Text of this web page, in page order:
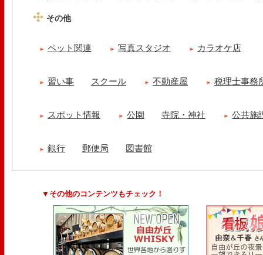
その他
ペット関連 写真スタジオ カラオケ店
習い事 スクール 不動産屋 税理士事務
スポット情報 公園 寺院・神社 公共施
銀行 郵便局 図書館
▼その他のコンテンツもチェック！